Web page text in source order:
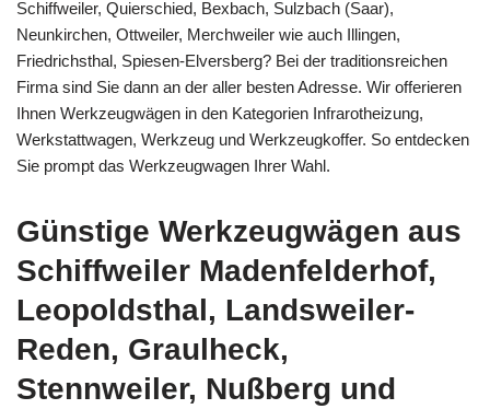
Schiffweiler, Quierschied, Bexbach, Sulzbach (Saar),
Neunkirchen, Ottweiler, Merchweiler wie auch Illingen,
Friedrichsthal, Spiesen-Elversberg? Bei der traditionsreichen
Firma sind Sie dann an der aller besten Adresse. Wir offerieren
Ihnen Werkzeugwägen in den Kategorien Infrarotheizung,
Werkstattwagen, Werkzeug und Werkzeugkoffer. So entdecken
Sie prompt das Werkzeugwagen Ihrer Wahl.
Günstige Werkzeugwägen aus
Schiffweiler Madenfelderhof,
Leopoldsthal, Landsweiler-
Reden, Graulheck,
Stennweiler, Nußberg und